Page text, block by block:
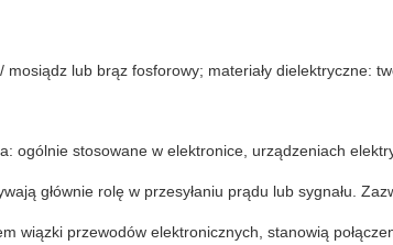
mosiądz lub brąz fosforowy; materiały dielektryczne:
ogólnie stosowane w elektronice, urządzeniach
głównie rolę w przesyłaniu prądu lub sygnału.
wiązki przewodów elektronicznych, stanowią